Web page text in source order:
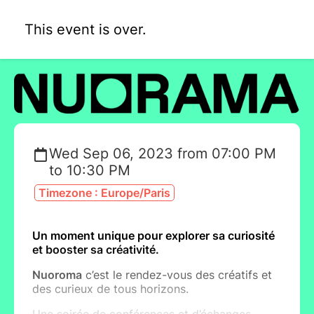
This event is over.
Wed Sep 06, 2023 from 07:00 PM
to 10:30 PM
Timezone : Europe/Paris
Un moment unique pour explorer sa curiosité
et booster sa créativité.
Nuoroma c’est le rendez-vous des créatifs et
des curieux de tous horizons.